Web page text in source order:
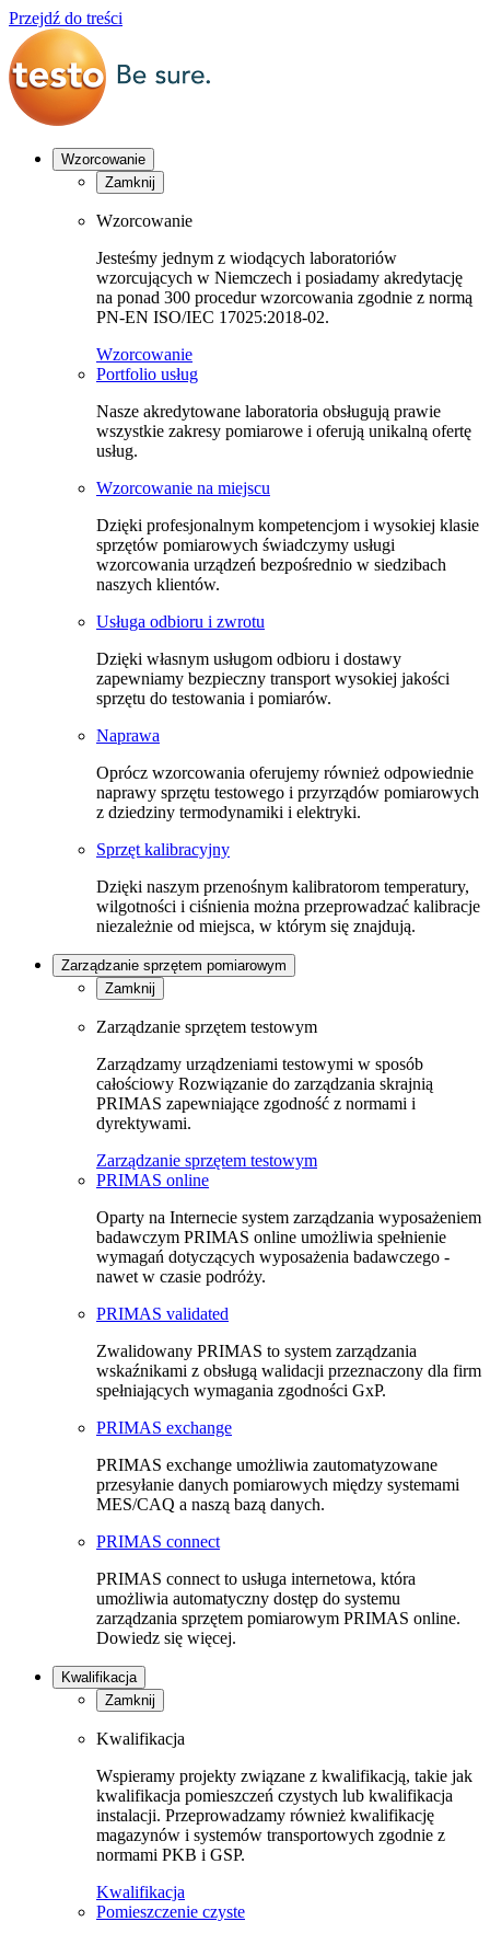
Przejdź do treści
Wzorcowanie
Zamknij
Wzorcowanie
Jesteśmy jednym z wiodących laboratoriów
wzorcujących w Niemczech i posiadamy akredytację
na ponad 300 procedur wzorcowania zgodnie z normą
PN-EN ISO/IEC 17025:2018-02.
Wzorcowanie
Portfolio usług
Nasze akredytowane laboratoria obsługują prawie
wszystkie zakresy pomiarowe i oferują unikalną ofertę
usług.
Wzorcowanie na miejscu
Dzięki profesjonalnym kompetencjom i wysokiej klasie
sprzętów pomiarowych świadczymy usługi
wzorcowania urządzeń bezpośrednio w siedzibach
naszych klientów.
Usługa odbioru i zwrotu
Dzięki własnym usługom odbioru i dostawy
zapewniamy bezpieczny transport wysokiej jakości
sprzętu do testowania i pomiarów.
Naprawa
Oprócz wzorcowania oferujemy również odpowiednie
naprawy sprzętu testowego i przyrządów pomiarowych
z dziedziny termodynamiki i elektryki.
Sprzęt kalibracyjny
Dzięki naszym przenośnym kalibratorom temperatury,
wilgotności i ciśnienia można przeprowadzać kalibracje
niezależnie od miejsca, w którym się znajdują.
Zarządzanie sprzętem pomiarowym
Zamknij
Zarządzanie sprzętem testowym
Zarządzamy urządzeniami testowymi w sposób
całościowy Rozwiązanie do zarządzania skrajnią
PRIMAS zapewniające zgodność z normami i
dyrektywami.
Zarządzanie sprzętem testowym
PRIMAS online
Oparty na Internecie system zarządzania wyposażeniem
badawczym PRIMAS online umożliwia spełnienie
wymagań dotyczących wyposażenia badawczego -
nawet w czasie podróży.
PRIMAS validated
Zwalidowany PRIMAS to system zarządzania
wskaźnikami z obsługą walidacji przeznaczony dla firm
spełniających wymagania zgodności GxP.
PRIMAS exchange
PRIMAS exchange umożliwia zautomatyzowane
przesyłanie danych pomiarowych między systemami
MES/CAQ a naszą bazą danych.
PRIMAS connect
PRIMAS connect to usługa internetowa, która
umożliwia automatyczny dostęp do systemu
zarządzania sprzętem pomiarowym PRIMAS online.
Dowiedz się więcej.
Kwalifikacja
Zamknij
Kwalifikacja
Wspieramy projekty związane z kwalifikacją, takie jak
kwalifikacja pomieszczeń czystych lub kwalifikacja
instalacji. Przeprowadzamy również kwalifikację
magazynów i systemów transportowych zgodnie z
normami PKB i GSP.
Kwalifikacja
Pomieszczenie czyste